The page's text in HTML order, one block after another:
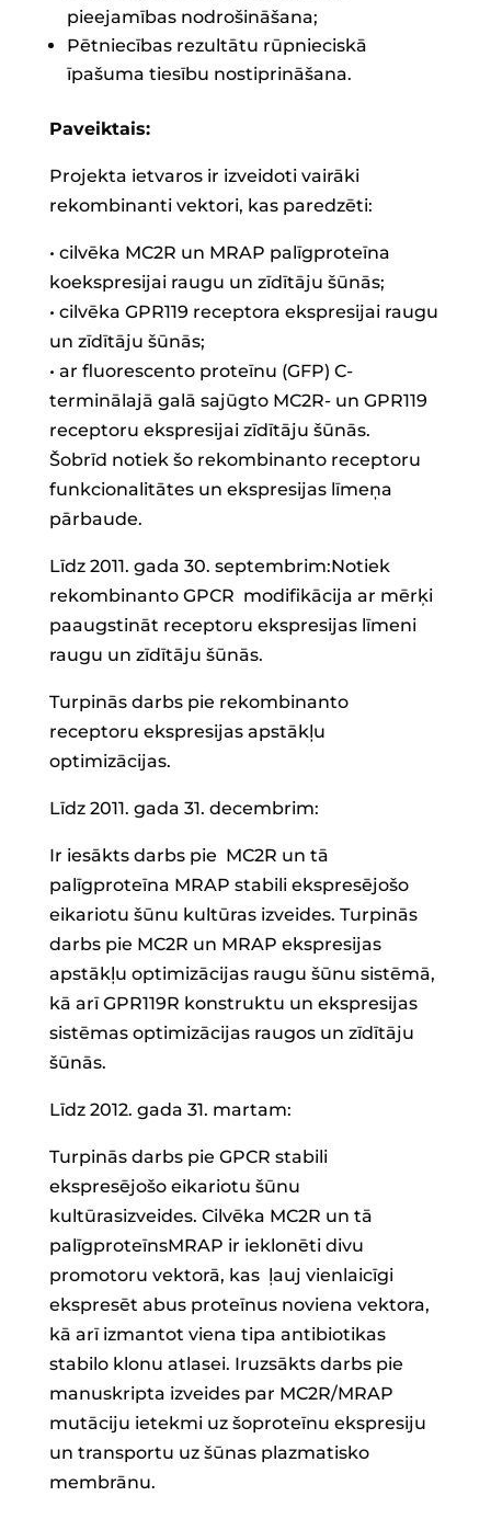
pieejamības nodrošināšana;
Pētniecības rezultātu rūpnieciskā
īpašuma tiesību nostiprināšana.
Paveiktais:
Projekta ietvaros ir izveidoti vairāki
rekombinanti vektori, kas paredzēti:
• cilvēka MC2R un MRAP palīgproteīna
koekspresijai raugu un zīdītāju šūnās;
• cilvēka GPR119 receptora ekspresijai raugu
un zīdītāju šūnās;
• ar fluorescento proteīnu (GFP) C-
terminālajā galā sajūgto MC2R- un GPR119
receptoru ekspresijai zīdītāju šūnās.
Šobrīd notiek šo rekombinanto receptoru
funkcionalitātes un ekspresijas līmeņa
pārbaude.
Līdz 2011. gada 30. septembrim:Notiek
rekombinanto GPCR modifikācija ar mērķi
paaugstināt receptoru ekspresijas līmeni
raugu un zīdītāju šūnās.
Turpinās darbs pie rekombinanto
receptoru ekspresijas apstākļu
optimizācijas.
Līdz 2011. gada 31. decembrim:
Ir iesākts darbs pie MC2R un tā
palīgproteīna MRAP stabili ekspresējošo
eikariotu šūnu kultūras izveides. Turpinās
darbs pie MC2R un MRAP ekspresijas
apstākļu optimizācijas raugu šūnu sistēmā,
kā arī GPR119R konstruktu un ekspresijas
sistēmas optimizācijas raugos un zīdītāju
šūnās.
Līdz 2012. gada 31. martam:
Turpinās darbs pie GPCR stabili
ekspresējošo eikariotu šūnu
kultūrasizveides. Cilvēka MC2R un tā
palīgproteīnsMRAP ir ieklonēti divu
promotoru vektorā, kas ļauj vienlaicīgi
ekspresēt abus proteīnus noviena vektora,
kā arī izmantot viena tipa antibiotikas
stabilo klonu atlasei. Iruzsākts darbs pie
manuskripta izveides par MC2R/MRAP
mutāciju ietekmi uz šoproteīnu ekspresiju
un transportu uz šūnas plazmatisko
membrānu.